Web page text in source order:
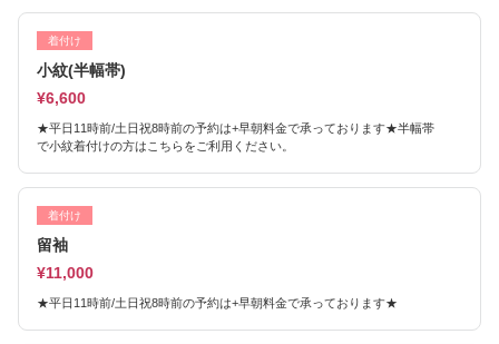
着付け
小紋(半幅帯)
¥6,600
★平日11時前/土日祝8時前の予約は+早朝料金で承っております★半幅帯
で小紋着付けの方はこちらをご利用ください。
着付け
留袖
¥11,000
★平日11時前/土日祝8時前の予約は+早朝料金で承っております★